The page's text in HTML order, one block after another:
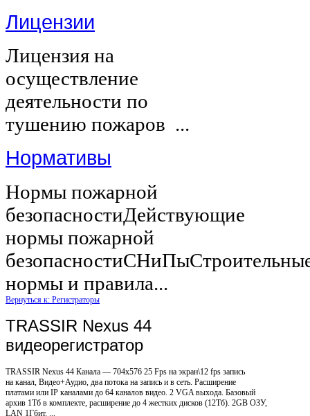
Лицензии
Лицензия на
осуществление
деятельности по
тушению пожаров ...
Нормативы
Нормы пожарной
безопасностиДействующие
нормы пожарной
нормы и правила...
Вернуться к: Регистраторы
TRASSIR Nexus 44
видеорегистратор
TRASSIR Nexus 44 Канала — 704x576 25 Fps на экран\12 fps запись
на канал, Видео+Аудио, два потока на запись и в сеть. Расширение
платами или IP каналами до 64 каналов видео. 2 VGA выхода. Базовый
архив 1Тб в комплекте, расширение до 4 жестких дисков (12Тб). 2GB ОЗУ,
LAN 1Гбит. ...